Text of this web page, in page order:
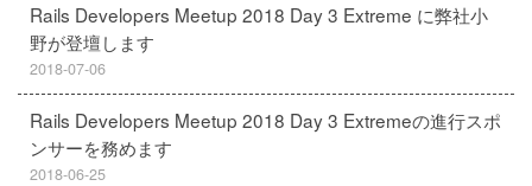
Rails Developers Meetup 2018 Day 3 Extreme に弊社小
野が登壇します
2018-07-06
Rails Developers Meetup 2018 Day 3 Extremeの進行スポ
ンサーを務めます
2018-06-25